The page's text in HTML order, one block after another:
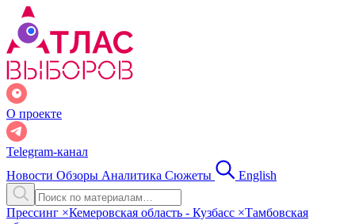
О проекте
Telegram-канал
Новости Обзоры Аналитика Сюжеты English
Прессинг ×Кемеровская область - Кузбасс ×Тамбовская